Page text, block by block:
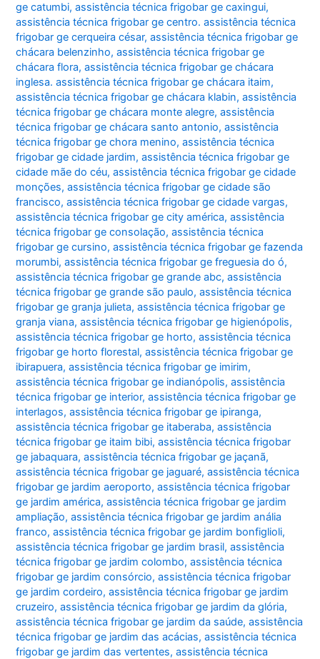
ge catumbi,assistência técnica frigobar ge caxingui,
assistência técnica frigobar ge centro. assistência técnica
frigobar ge cerqueira césar,assistência técnica frigobar ge
chácara belenzinho,assistência técnica frigobar ge
chácara flora,assistência técnica frigobar ge chácara
inglesa. assistência técnica frigobar ge chácara itaim,
assistência técnica frigobar ge chácara klabin,assistência
técnica frigobar ge chácara monte alegre,assistência
técnica frigobar ge chácara santo antonio,assistência
técnica frigobar ge chora menino,assistência técnica
frigobar ge cidade jardim,assistência técnica frigobar ge
cidade mãe do céu,assistência técnica frigobar ge cidade
monções,assistência técnica frigobar ge cidade são
francisco,assistência técnica frigobar ge cidade vargas,
assistência técnica frigobar ge city américa,assistência
técnica frigobar ge consolação,assistência técnica
frigobar ge cursino,assistência técnica frigobar ge fazenda
morumbi,assistência técnica frigobar ge freguesia do ó,
assistência técnica frigobar ge grande abc,assistência
técnica frigobar ge grande são paulo,assistência técnica
frigobar ge granja julieta,assistência técnica frigobar ge
granja viana,assistência técnica frigobar ge higienópolis,
assistência técnica frigobar ge horto,assistência técnica
frigobar ge horto florestal,assistência técnica frigobar ge
ibirapuera,assistência técnica frigobar ge imirim,
assistência técnica frigobar ge indianópolis,assistência
técnica frigobar ge interior,assistência técnica frigobar ge
interlagos,assistência técnica frigobar ge ipiranga,
assistência técnica frigobar ge itaberaba,assistência
técnica frigobar ge itaim bibi,assistência técnica frigobar
ge jabaquara,assistência técnica frigobar ge jaçanã,
assistência técnica frigobar ge jaguaré,assistência técnica
frigobar ge jardim aeroporto,assistência técnica frigobar
ge jardim américa,assistência técnica frigobar ge jardim
ampliação,assistência técnica frigobar ge jardim anália
franco,assistência técnica frigobar ge jardim bonfiglioli,
assistência técnica frigobar ge jardim brasil,assistência
técnica frigobar ge jardim colombo,assistência técnica
frigobar ge jardim consórcio,assistência técnica frigobar
ge jardim cordeiro,assistência técnica frigobar ge jardim
cruzeiro,assistência técnica frigobar ge jardim da glória,
assistência técnica frigobar ge jardim da saúde,assistência
técnica frigobar ge jardim das acácias,assistência técnica
frigobar ge jardim das vertentes,assistência técnica